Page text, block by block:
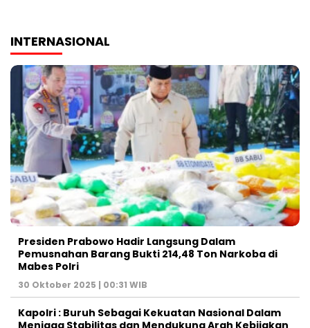
INTERNASIONAL
Presiden Prabowo Hadir Langsung Dalam
Pemusnahan Barang Bukti 214,48 Ton Narkoba di
Mabes Polri
30 Oktober 2025 | 00:31 WIB
Kapolri : Buruh Sebagai Kekuatan Nasional Dalam
Menjaga Stabilitas dan Mendukung Arah Kebijakan